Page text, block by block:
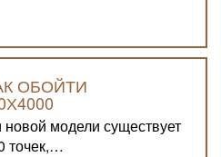
ОБОЙТИ
модели существует
точек,…